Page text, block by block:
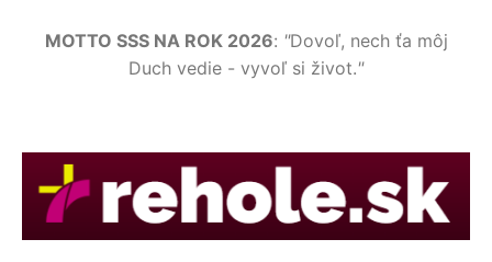
MOTTO SSS NA ROK 2026: "Dovoľ, nech ťa môj
Duch vedie - vyvoľ si život."